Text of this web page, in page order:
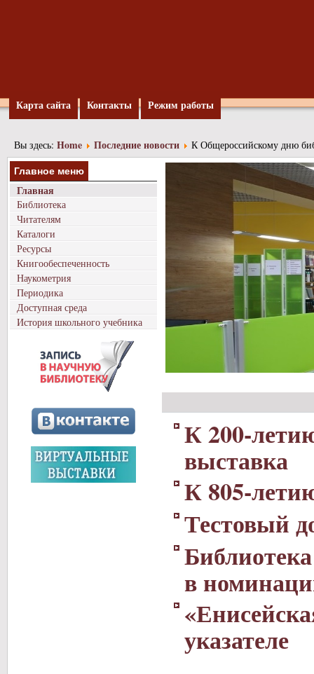
Карта сайта Контакты Режим работы
Вы здесь: Home Последние новости К Общероссийскому дню
Главное меню
Главная
Библиотека
Читателям
Каталоги
Ресурсы
Книгообеспеченность
Наукометрия
Периодика
Доступная среда
История школьного учебника
К 200-
выставка
К 805-
Тестовый
в
указателе